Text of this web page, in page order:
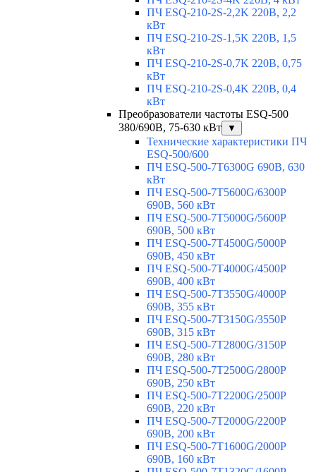
ПЧ ESQ-210-2S-2,2K 220В, 2,2
кВт
ПЧ ESQ-210-2S-1,5K 220В, 1,5
кВт
ПЧ ESQ-210-2S-0,7K 220В, 0,75
кВт
ПЧ ESQ-210-2S-0,4K 220В, 0,4
кВт
Преобразователи частоты ESQ-500
380/690В, 75-630 кВт
▼
Технические характеристики ПЧ
ESQ-500/600
ПЧ ESQ-500-7T6300G 690В, 630
кВт
ПЧ ESQ-500-7T5600G/6300P
690В, 560 кВт
ПЧ ESQ-500-7T5000G/5600P
690В, 500 кВт
ПЧ ESQ-500-7T4500G/5000P
690В, 450 кВт
ПЧ ESQ-500-7T4000G/4500P
690В, 400 кВт
ПЧ ESQ-500-7T3550G/4000P
690В, 355 кВт
ПЧ ESQ-500-7T3150G/3550P
690В, 315 кВт
ПЧ ESQ-500-7T2800G/3150P
690В, 280 кВт
ПЧ ESQ-500-7T2500G/2800P
690В, 250 кВт
ПЧ ESQ-500-7T2200G/2500P
690В, 220 кВт
ПЧ ESQ-500-7T2000G/2200P
690В, 200 кВт
ПЧ ESQ-500-7T1600G/2000P
690В, 160 кВт